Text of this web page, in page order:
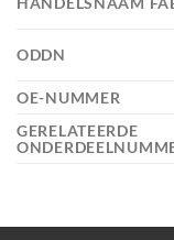
ODDN
OE-NUMMER
GERELATEERDE